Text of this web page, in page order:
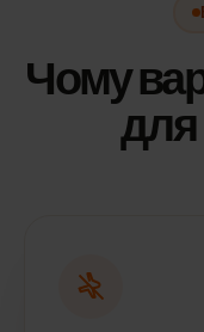
Чому
для